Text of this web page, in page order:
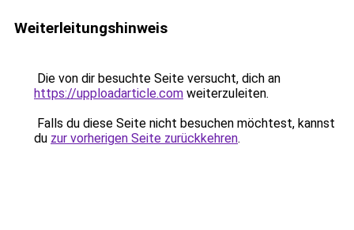
Weiterleitungshinweis
Die von dir besuchte Seite versucht, dich an
https://upploadarticle.com weiterzuleiten.
Falls du diese Seite nicht besuchen möchtest, kannst
du zur vorherigen Seite zurückkehren.